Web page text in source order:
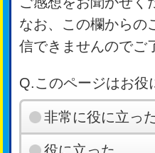
なお、この欄からの
信できませんのでご
Q.このページはお役
非常に役に立っ